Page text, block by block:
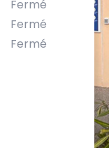
Fermé
Fermé
Fermé